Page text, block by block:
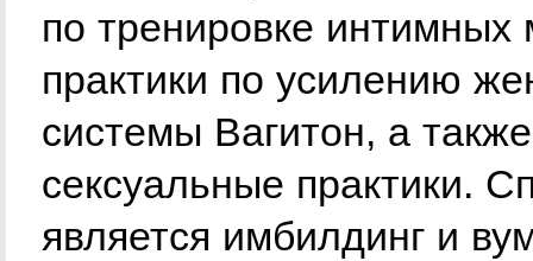
по тренировке
практики по усилению
сиcтемы Вагитон, а
сексуальные практики.
является имбилдинг и